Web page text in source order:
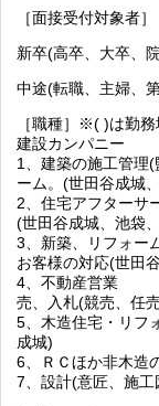
［面接受付対象者］
新卒(高卒、大卒、
中途(転職、主婦、
［職種］※( )は勤務
建設カンパニー
1、建築の施工管
ーム。(世田谷成城
2、住宅アフター
(世田谷成城、池袋
3、新築、リフォ
お客様の対応(世田
4、不動産営
売、入札(競売、任
5、木造住宅・リ
成城)
6、ＲＣほか非木
7、設計(意匠、施